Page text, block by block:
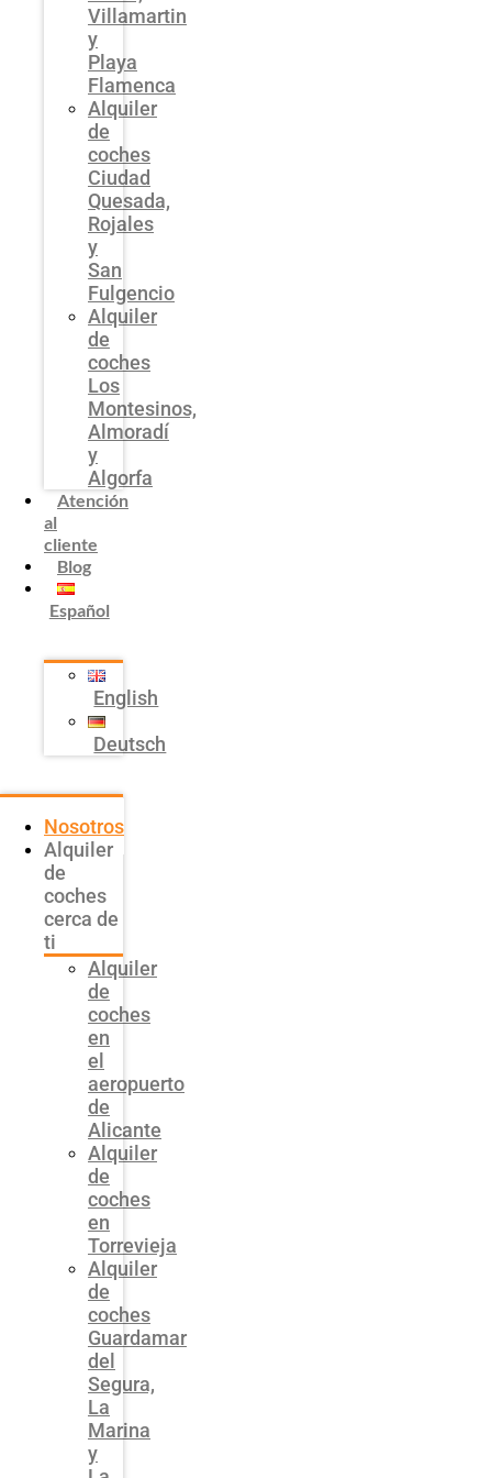
Villamartin
y
Playa
Flamenca
Alquiler
de
coches
Ciudad
Quesada,
Rojales
y
San
Fulgencio
Alquiler
de
coches
Los
Montesinos,
Almoradí
y
Algorfa
Atención
al
cliente
Blog
Español
English
Deutsch
Nosotros
Alquiler
de
coches
cerca de
ti
Alquiler
de
coches
en
el
aeropuerto
de
Alicante
Alquiler
de
coches
en
Torrevieja
Alquiler
de
coches
Guardamar
del
Segura,
La
Marina
y